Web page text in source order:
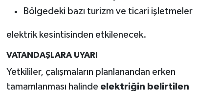
Bölgedeki bazı turizm ve ticari işletmeler
elektrik kesintisinden etkilenecek.
VATANDAŞLARA UYARI
Yetkililer, çalışmaların planlanandan erken
tamamlanması halinde elektriğin belirtilen